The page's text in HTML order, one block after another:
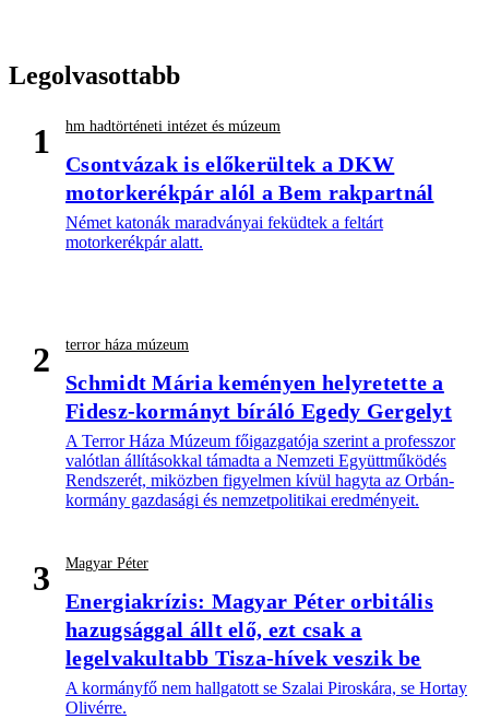
Legolvasottabb
1 hm hadtörténeti intézet és múzeum
Csontvázak is előkerültek a DKW
motorkerékpár alól a Bem rakpartnál
Német katonák maradványai feküdtek a feltárt
motorkerékpár alatt.
2 terror háza múzeum
Schmidt Mária keményen helyretette a
Fidesz-kormányt bíráló Egedy Gergelyt
A Terror Háza Múzeum főigazgatója szerint a professzor
valótlan állításokkal támadta a Nemzeti Együttműködés
Rendszerét, miközben figyelmen kívül hagyta az Orbán-
kormány gazdasági és nemzetpolitikai eredményeit.
3 Magyar Péter
Energiakrízis: Magyar Péter orbitális
hazugsággal állt elő, ezt csak a
legelvakultabb Tisza-hívek veszik be
A kormányfő nem hallgatott se Szalai Piroskára, se Hortay
Olivérre.